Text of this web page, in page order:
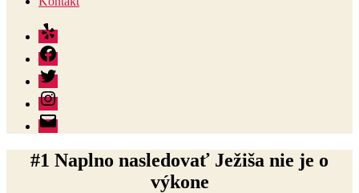
Yelp
Facebook
Twitter
Instagram
E-
mail
#1 Naplno nasledovať Ježiša nie je o
výkone